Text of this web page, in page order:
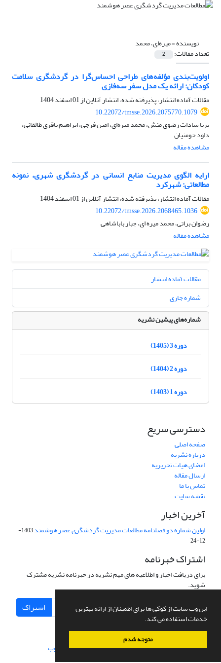
این وب سایت از کوکی ها برای اطمینان از ارائه بهترین
خدمات استفاده می کند.
متوجه شدم
نویسنده =میره‌ای، محمد
تعداد مقالات: 2
اولویت‌بندی مؤلفه‌های طراحی احساس‌گرا در گردشگری سلامت
کودکان: ارائه یک مدل سفر سه‌فازی
مقالات آماده انتشار، پذیرفته شده، انتشار آنلاین از01 اسفند 1404
10.22072/tmsse.2026.2075770.1079
پریا سادات رضوی منش، محمد میره‌ای، امین فرجی، ابراهیم باقری طالقانی،
داود حومنیان
مشاهده مقاله
ارایه الگوی مدیریت منابع انسانی در گردشگری شهری، نمونه
مطالعاتی: شهرکرد
مقالات آماده انتشار، پذیرفته شده، انتشار آنلاین از01 اسفند 1404
10.22072/tmsse.2026.2068465.1036
رضوان براتی، محمد میره ای، جبار باباشاهی
مشاهده مقاله
مقالات آماده انتشار
شماره جاری
شماره‌های پیشین نشریه
دوره 3 (1405)
دوره 2 (1404)
دوره 1 (1403)
دسترسی سریع
صفحه اصلی
درباره نشریه
اعضای هیات تحریریه
ارسال مقاله
تماس با ما
نقشه سایت
آخرین اخبار
اولین شماره دو فصلنامه مطالعات مدیریت گردشگری عصر هوشمند
1403-
12-24
اشتراک خبرنامه
برای دریافت اخبار و اطلاعیه های مهم نشریه در خبرنامه نشریه مشترک
شوید.
اشتراک
سامانه مدیریت نشریات علمی.طراحی و پیاده سازی از سیناوب